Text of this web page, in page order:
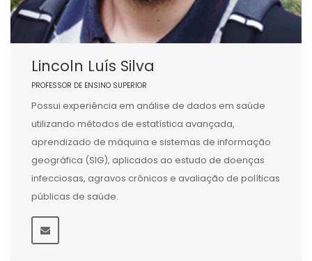
Lincoln Luís Silva
PROFESSOR DE ENSINO SUPERIOR
Possui experiência em análise de dados em saúde
utilizando métodos de estatística avançada,
aprendizado de máquina e sistemas de informação
geográfica (SIG), aplicados ao estudo de doenças
infecciosas, agravos crônicos e avaliação de políticas
públicas de saúde.